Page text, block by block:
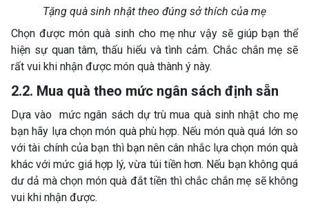
Tặng quà sinh nhật theo đúng sở thích của mẹ
Chọn được món quà sinh cho mẹ như vậy sẽ giúp bạn thể
hiện sự quan tâm, thấu hiểu và tình cảm. Chắc chắn mẹ sẽ
rất vui khi nhận được món quà thành ý này.
2.2. Mua quà theo mức ngân sách định sẵn
Dựa vào mức ngân sách dự trù mua quà sinh nhật cho mẹ
bạn hãy lựa chọn món quà phù hợp. Nếu món quà quá lớn so
với tài chính của bạn thì bạn nên cân nhắc lựa chọn món quà
khác với mức giá hợp lý, vừa túi tiền hơn. Nếu bạn không quá
dư dả mà chọn món quà đắt tiền thì chắc chắn mẹ sẽ không
vui khi nhận được.